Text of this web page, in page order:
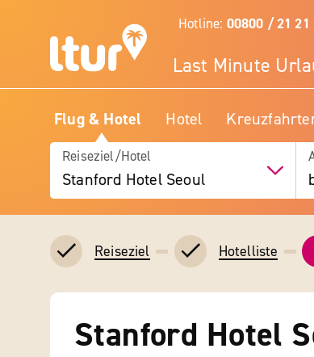
Hotline: 00800 / 21 21
Last Minute
Flug & Hotel Hotel
Reiseziel/Hotel
Stanford Hotel Seoul
Reiseziel Hotelliste
Stanford Hotel